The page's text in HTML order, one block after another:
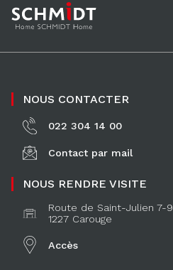
NOUS CONTACTER
022 304 14 00
Contact par mail
NOUS RENDRE VISITE
Route de Saint-Julien 7-9
1227 Carouge
Accès